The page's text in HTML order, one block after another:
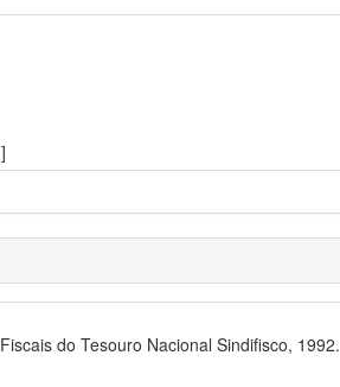
]
do Tesouro Nacional Sindifisco, 1992.